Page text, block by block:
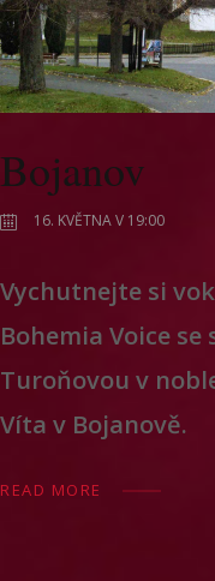
Bojanov
16. KVĚTNA V 19:00
Vychutnejte si
Bohemia Voice
Turoňovou v
Víta v Bojanově.
READ MORE